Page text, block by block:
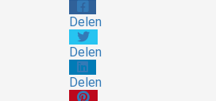
Delen
Delen
Delen